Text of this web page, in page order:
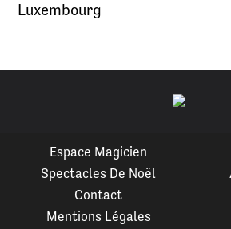
Luxembourg
Espace Magicien
Spectacles De Noël
Contact
Mentions Légales